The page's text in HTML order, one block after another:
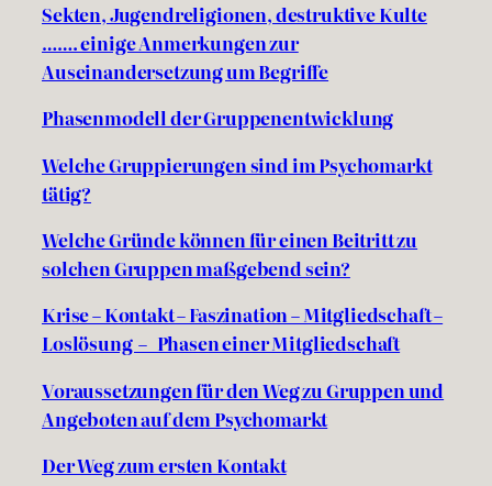
Sekten, Jugendreligionen, destruktive Kulte
……. einige Anmerkungen zur
Auseinandersetzung um Begriffe
Phasenmodell der Gruppenentwicklung
Welche Gruppierungen sind im Psychomarkt
tätig?
Welche Gründe können für einen Beitritt zu
solchen Gruppen maßgebend sein?
Krise – Kontakt – Faszination – Mitgliedschaft –
Loslösung – Phasen einer Mitgliedschaft
Voraussetzungen für den Weg zu Gruppen und
Angeboten auf dem Psychomarkt
Der Weg zum ersten Kontakt